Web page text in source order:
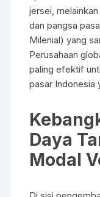
jersei,
dan pangsa
Milenial) yang
Perusahaan
paling efektif
pasar Indonesia
Daya
Modal